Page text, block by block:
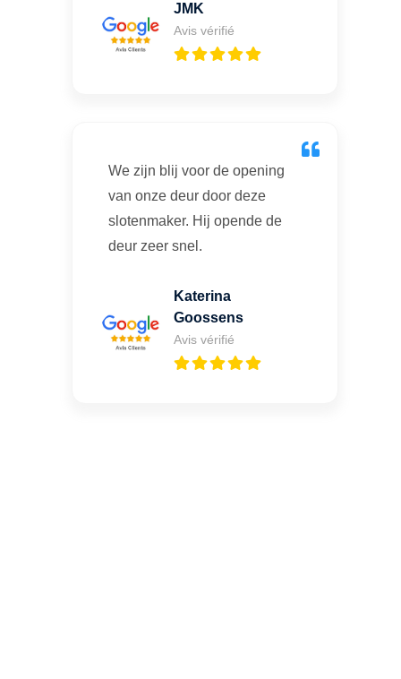
JMK
Avis vérifié
We zijn blij voor de opening
van onze deur door deze
slotenmaker. Hij opende de
deur zeer snel.
Katerina
Goossens
Avis vérifié